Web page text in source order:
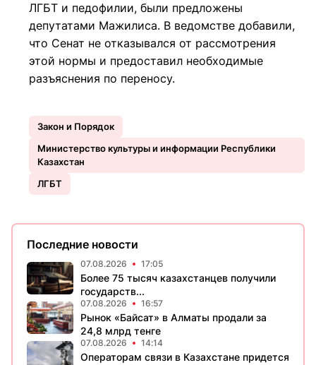
ЛГБТ и педофилии, были предложены
депутатами Мажилиса. В ведомстве добавили,
что Сенат не отказывался от рассмотрения
этой нормы и предоставил необходимые
разъяснения по переносу.
Закон и Порядок
Министерство культуры и информации Республики
Казахстан
ЛГБТ
Последние новости
07.08.2026 17:05
Более 75 тысяч казахстанцев получили
государств...
07.08.2026 16:57
Рынок «Байсат» в Алматы продали за
24,8 млрд тенге
07.08.2026 14:14
Операторам связи в Казахстане придется